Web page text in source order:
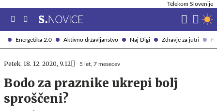
Energetika 2.0 Aktivno državljanstvo Naj Digi Zdravje za jutri
Telekom Slovenije
Petek, 18. 12. 2020, 9.12 5 let, 7 mesecev
Bodo za praznike ukrepi bolj
sproščeni?